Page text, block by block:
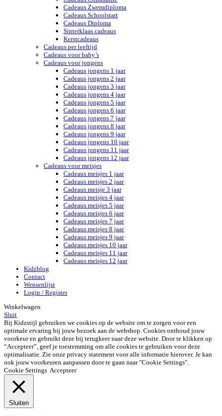
Cadeaus Zwemdiploma
Cadeaus Schoolstart
Cadeaus Diploma
Sinterklaas cadeaus
Kerstcadeaus
Cadeaus per leeftijd
Cadeaus voor baby’s
Cadeaus voor jongens
Cadeaus jongens 1 jaar
Cadeaus jongens 2 jaar
Cadeaus jongens 3 jaar
Cadeaus jongens 4 jaar
Cadeaus jongens 5 jaar
Cadeaus jongens 6 jaar
Cadeaus jongens 7 jaar
Cadeaus jongens 8 jaar
Cadeaus jongens 9 jaar
Cadeaus jongens 10 jaar
Cadeaus jongens 11 jaar
Cadeaus jongens 12 jaar
Cadeaus voor meisjes
Cadeaus meisjes 1 jaar
Cadeaus meisjes 2 jaar
Cadeaus meisje 3 jaar
Cadeaus meisjes 4 jaar
Cadeaus meisjes 5 jaar
Cadeaus meisjes 6 jaar
Cadeaus meisjes 7 jaar
Cadeaus meisjes 8 jaar
Cadeaus meisjes 9 jaar
Cadeaus meisjes 10 jaar
Cadeaus meisjes 11 jaar
Cadeaus meisjes 12 jaar
Kidzblog
Contact
Wensenlijst
Login / Register
Winkelwagen
Sluit
Bij Kidzstijl gebruiken we cookies op de website om te zorgen voor een
optimale ervaring bij jouw bezoek aan de webshop. Cookies onthoud jouw
voorkeur en gebruikt deze bij terugkeer naar deze website. Door te klikken op
“Accepteer”, geef je toestemming om alle cookies te gebruiken voor deze
optimalisatie. Zie onze privacy statement voor alle informatie hierover. Je kan
ook jouw voorkeuren aanpassen door te gaan naar "Cookie Settings".
Cookie Settings Accepteer
Sluiten